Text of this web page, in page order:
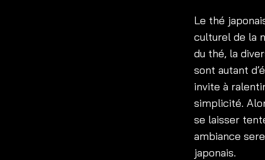
Le thé
culturel de la
du thé, la
sont autant
invite à
simplicité.
se laisser
ambiance
japonais.